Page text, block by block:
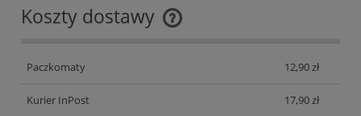
Koszty dostawy
Cena nie zawiera ewentualnych kosztów płatności
Paczkomaty 12,90 zł
Kurier InPost 17,90 zł